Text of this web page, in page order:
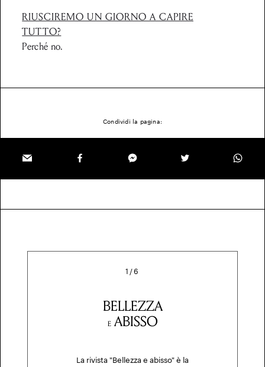
RIUSCIREMO UN GIORNO A CAPIRE
TUTTO?
Perché no.
Condividi la pagina:
1 /6
BELLEZZA
E ABISSO
La rivista "Bellezza e abisso" è la